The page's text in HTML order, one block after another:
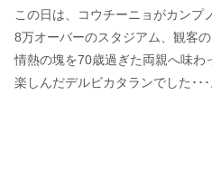
この日は、コウチーニョがカンプ
8万オーバーのスタジアム、観客
情熱の塊を70歳過ぎた両親へ味わ
楽しんだデルビカタランでした･･･